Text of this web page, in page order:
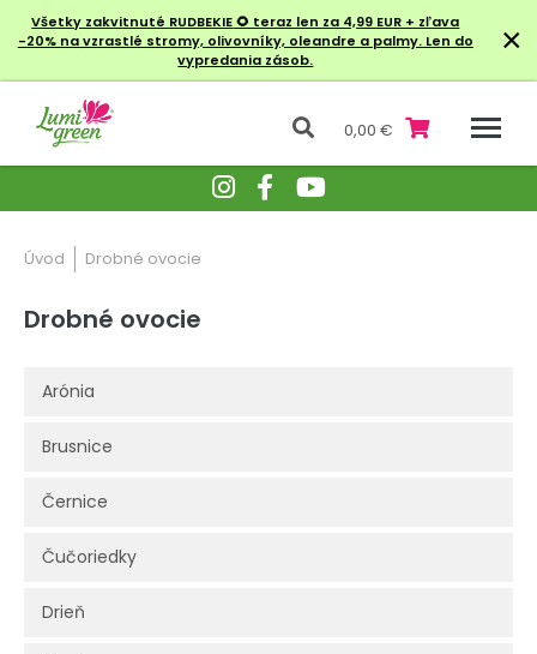
Všetky zakvitnuté RUDBEKIE🌻 teraz len za 4,99 EUR + zľava
-20% na vzrastlé stromy, olivovníky, oleandre a palmy. Len do
vypredania zásob.
×
0,00 €
Úvod Drobné ovocie
Drobné ovocie
Arónia
Brusnice
Černice
Čučoriedky
Drieň